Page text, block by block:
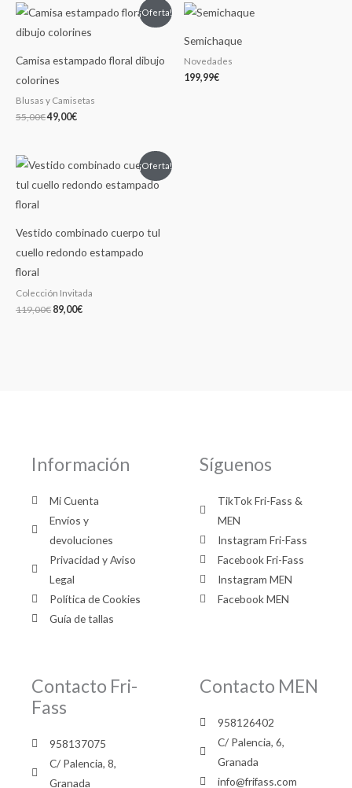
¡Oferta!
Camisa estampado floral dibujo
colorines
Blusas y Camisetas
55,00€
El
precio
original
55,00€.
49,00€
El
precio
actual
49,00€.
Semichaque
Novedades
199,99€
¡Oferta!
Vestido combinado cuerpo tul
cuello redondo estampado
floral
Colección Invitada
119,00€
El
precio
original
89,00€
El
precio
actual
Información
Mi Cuenta
Envíos y
devoluciones
Privacidad y Aviso
Legal
Política de Cookies
Guía de tallas
Síguenos
TikTok Fri-Fass &
MEN
Instagram Fri-Fass
Facebook Fri-Fass
Instagram MEN
Facebook MEN
Contacto Fri-
Fass
958137075
C/ Palencia, 8,
Granada
Contacto MEN
958126402
C/ Palencia, 6,
Granada
info@frifass.com